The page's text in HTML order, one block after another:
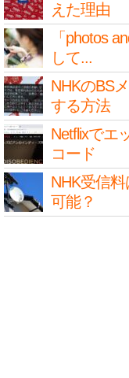
えた理由
「photos
して...
NHKのBS
する方法
Netflixでエ
コード
NHK受信
可能？